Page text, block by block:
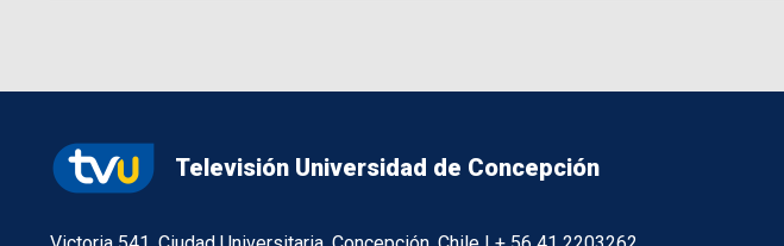
Televisión Universidad de Concepción